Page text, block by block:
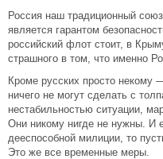
Россия наш традиционный
является гарантом
российский флот стоит, в
страшного в том, что именно
Кроме русских просто некому
ничего не могут сделать с
нестабильностью ситуации,
Они никому нигде не нужны. И
дееспособной милиции, то
Это же все временные меры.